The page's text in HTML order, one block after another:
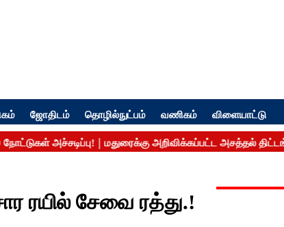
ஜோதிடம் தொழில்நுட்பம் வணிகம் விளையாட்டு
ரயில் சேவை ரத்து.!